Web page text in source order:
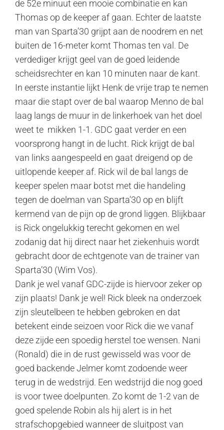
de 52e minuut een mooie combinatie en kan
Thomas op de keeper af gaan. Echter de laatste
man van Sparta’30 grijpt aan de noodrem en net
buiten de 16-meter komt Thomas ten val. De
verdediger krijgt geel van de goed leidende
scheidsrechter en kan 10 minuten naar de kant.
In eerste instantie lijkt Henk de vrije trap te nemen
maar die stapt over de bal waarop Menno de bal
laag langs de muur in de linkerhoek van het doel
weet te mikken 1-1. GDC gaat verder en een
voorsprong hangt in de lucht. Rick krijgt de bal
van links aangespeeld en gaat dreigend op de
uitlopende keeper af. Rick wil de bal langs de
keeper spelen maar botst met die handeling
tegen de doelman van Sparta’30 op en blijft
kermend van de pijn op de grond liggen. Blijkbaar
is Rick ongelukkig terecht gekomen en wel
zodanig dat hij direct naar het ziekenhuis wordt
gebracht door de echtgenote van de trainer van
Sparta’30 (Wim Vos).
Dank je wel vanaf GDC-zijde is hiervoor zeker op
zijn plaats! Dank je wel! Rick bleek na onderzoek
zijn sleutelbeen te hebben gebroken en dat
betekent einde seizoen voor Rick die we vanaf
deze zijde een spoedig herstel toe wensen. Nani
(Ronald) die in de rust gewisseld was voor de
goed backende Jelmer komt zodoende weer
terug in de wedstrijd. Een wedstrijd die nog goed
is voor twee doelpunten. Zo komt de 1-2 van de
goed spelende Robin als hij alert is in het
strafschopgebied wanneer de sluitpost van